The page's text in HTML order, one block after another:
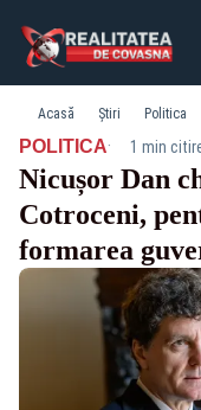
Acasă Știri Politica
POLITICA· 1 min
Nicușor Dan
Cotroceni,
formarea